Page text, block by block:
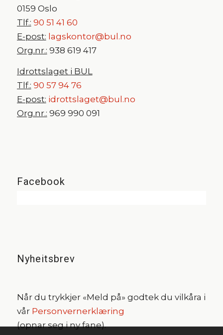
0159 Oslo
Tlf.: 90 51 41 60
E-post: lagskontor@bul.no
Org.nr.: 938 619 417
Idrottslaget i BUL
Tlf.: 90 57 94 76
E-post: idrottslaget@bul.no
Org.nr.: 969 990 091
Facebook
Nyheitsbrev
Når du trykkjer «Meld på» godtek du vilkåra i
vår Personvernerklæring
(opnar seg i ny fane).